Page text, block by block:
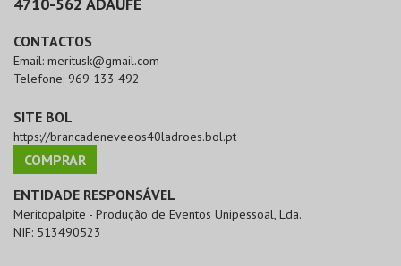
CONTACTOS
Email: meritusk@gmail.com
Telefone: 969 133 492
SITE BOL
https://brancadeneveeos40ladroes.bol.pt
COMPRAR
ENTIDADE RESPONSÁVEL
Meritopalpite - Produção de Eventos Unipessoal, Lda.
NIF: 513490523